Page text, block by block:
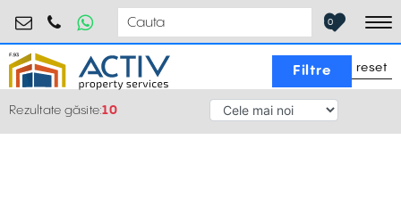
industrial@activpropertyservices.ro
0755.795.795 0
Filtre reset
Rezultate găsite:10